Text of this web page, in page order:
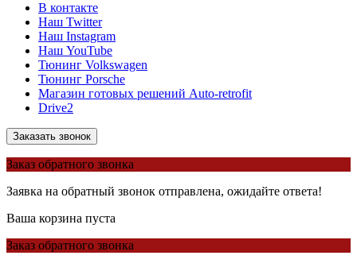
В контакте
Наш Twitter
Наш Instagram
Наш YouTube
Тюнинг Volkswagen
Тюнинг Porsche
Магазин готовых решений Auto-retrofit
Drive2
Заказать звонок
Заказ обратного звонка
Заявка на обратный звонок отправлена, ожидайте ответа!
Ваша корзина пуста
Заказ обратного звонка